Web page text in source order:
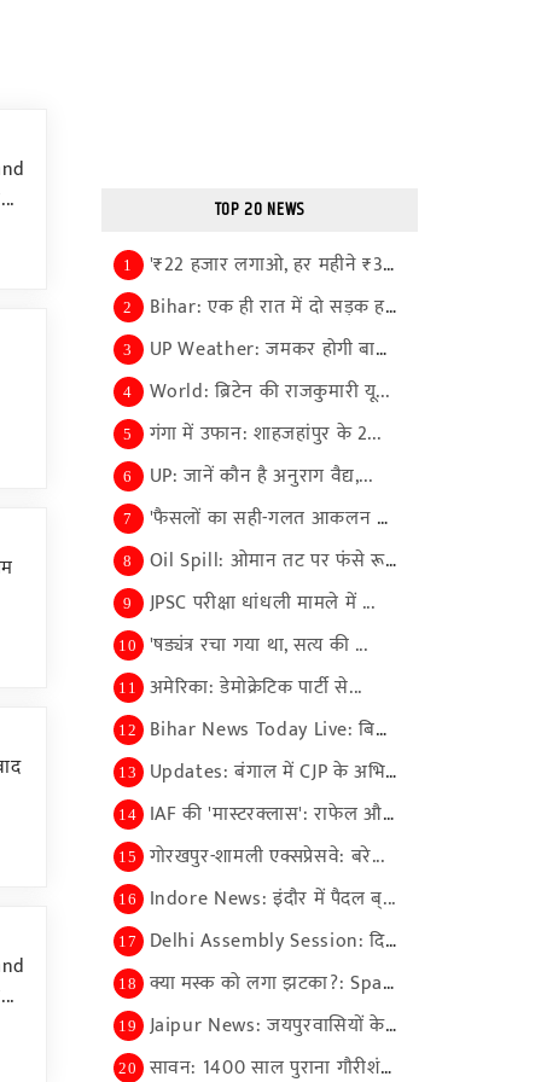
TOP 20 NEWS
1 '₹22 हजार लगाओ, हर महीने ₹30 ल...
2 Bihar: एक ही रात में दो सड़क ह...
3 UP Weather: जमकर होगी बारिश, म...
4 World: ब्रिटेन की राजकुमारी यू...
5 गंगा में उफान: शाहजहांपुर के 2...
6 UP: जानें कौन है अनुराग वैद्य,...
7 'फैसलों का सही-गलत आकलन बाद मे...
8 Oil Spill: ओमान तट पर फंसे रूस...
9 JPSC परीक्षा धांधली मामले में ...
10 'षड्यंत्र रचा गया था, सत्य की ...
11 अमेरिका: डेमोक्रेटिक पार्टी से...
12 Bihar News Today Live: बिहार ब...
13 Updates: बंगाल में CJP के अभिज...
14 IAF की 'मास्टरक्लास': राफेल और...
15 गोरखपुर-शामली एक्सप्रेसवे: बरे...
16 Indore News: इंदौर में पैदल ब्...
17 Delhi Assembly Session: दिल्ली...
18 क्या मस्क को लगा झटका?: SpaceX...
19 Jaipur News: जयपुरवासियों के ल...
20 सावन: 1400 साल पुराना गौरीशंकर...